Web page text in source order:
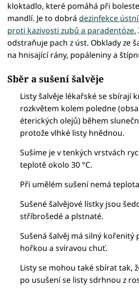
kloktadlo, které pomáhá při
mandlí. Je to dobrá dezinfekce
proti kazivosti zubů a paradentóze.
odstraňuje pach z úst. Obklady ze
na hnisající rány, popáleniny a
Sběr a sušení šalvěje
Listy šalvěje lékařské se sbírají
rozkvětem kolem poledne
éterických olejů) během
protože vlhké listy hnědnou.
Sušíme je v tenkých vrstvách
teplotě okolo 30 °C.
Při umělém sušení nemá
Sušené šalvějové lístky jsou
stříbrošedé a plstnaté.
Sušená šalvěj má silný kořenitý
hořkou a svíravou chuť.
Listy se mohou také sbírat tak,
po usušení se listy sdrhnou z